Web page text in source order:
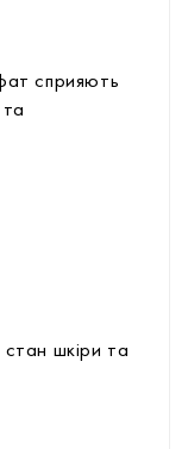
сприяють
та
шкіри та